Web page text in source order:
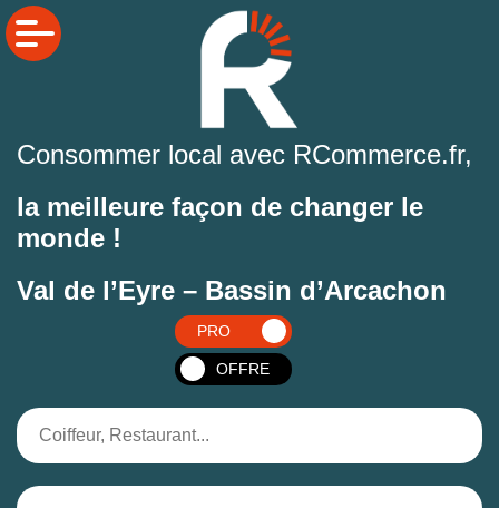
Consommer local avec RCommerce.fr,
la meilleure façon de changer le
monde !
Val de l’Eyre – Bassin d’Arcachon
PRO
OFFRE